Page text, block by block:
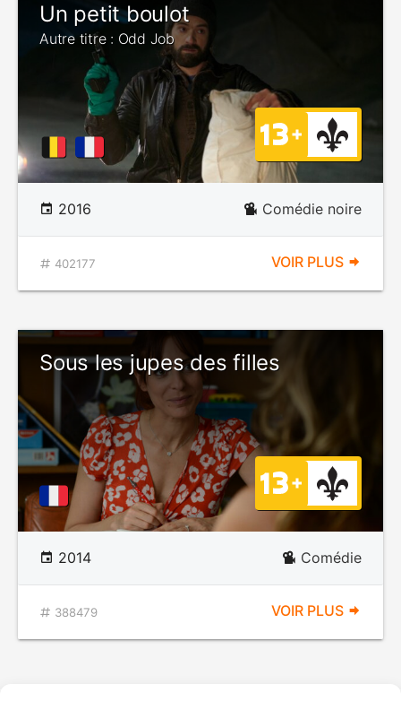
Un petit boulot
Autre titre : Odd Job
2016 Comédie noire
402177 VOIR PLUS
Sous les jupes des filles
2014 Comédie
388479 VOIR PLUS